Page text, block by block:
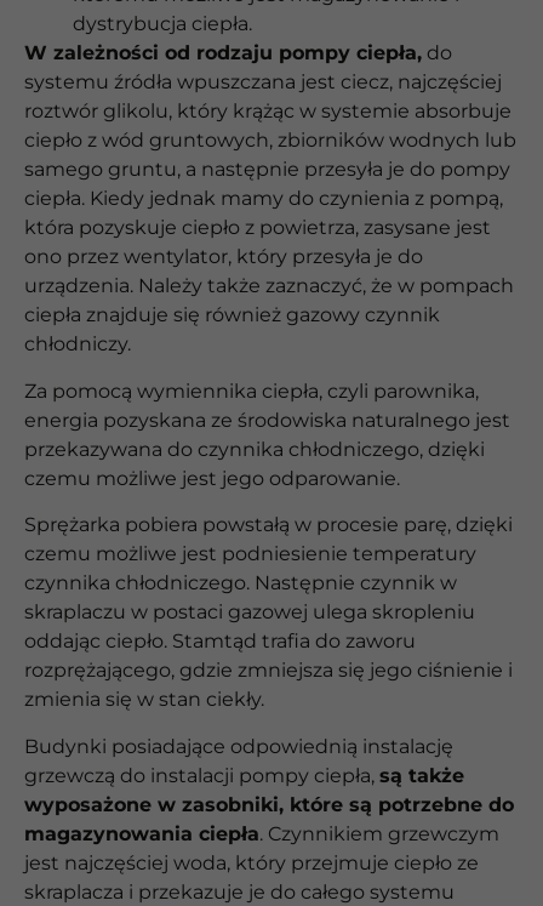
dystrybucja ciepła.
W zależności od rodzaju pompy ciepła, do
systemu źródła wpuszczana jest ciecz, najczęściej
roztwór glikolu, który krążąc w systemie absorbuje
ciepło z wód gruntowych, zbiorników wodnych lub
samego gruntu, a następnie przesyła je do pompy
ciepła. Kiedy jednak mamy do czynienia z pompą,
która pozyskuje ciepło z powietrza, zasysane jest
ono przez wentylator, który przesyła je do
urządzenia. Należy także zaznaczyć, że w pompach
ciepła znajduje się również gazowy czynnik
chłodniczy.
Za pomocą wymiennika ciepła, czyli parownika,
energia pozyskana ze środowiska naturalnego jest
przekazywana do czynnika chłodniczego, dzięki
czemu możliwe jest jego odparowanie.
Sprężarka pobiera powstałą w procesie parę, dzięki
czemu możliwe jest podniesienie temperatury
czynnika chłodniczego. Następnie czynnik w
skraplaczu w postaci gazowej ulega skropleniu
oddając ciepło. Stamtąd trafia do zaworu
rozprężającego, gdzie zmniejsza się jego ciśnienie i
zmienia się w stan ciekły.
Budynki posiadające odpowiednią instalację
grzewczą do instalacji pompy ciepła, są także
wyposażone w zasobniki, które są potrzebne do
magazynowania ciepła. Czynnikiem grzewczym
jest najczęściej woda, który przejmuje ciepło ze
skraplacza i przekazuje je do całego systemu